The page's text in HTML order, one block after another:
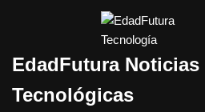
al
EdadFutura Noticias
Tecnológicas